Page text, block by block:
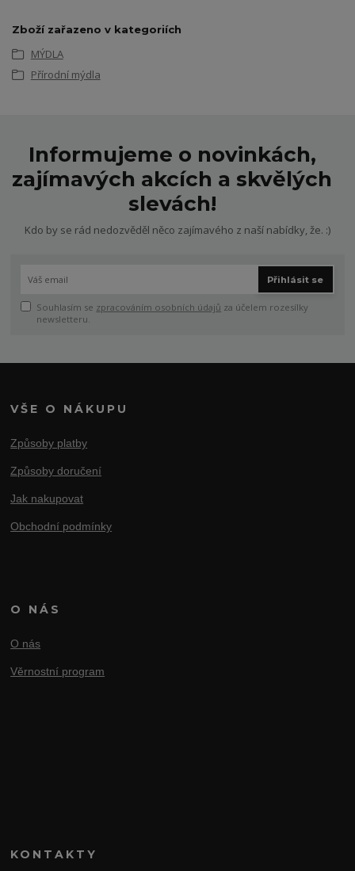
Zboží zařazeno v kategoriích
MÝDLA
Přírodní mýdla
Informujeme o novinkách,
zajímavých akcích a skvělých
slevách!
Kdo by se rád nedozvěděl něco zajímavého z naší nabídky, že. :)
Přihlásit se
Souhlasím se zpracováním osobních údajů za účelem rozesílky
newsletteru.
VŠE O NÁKUPU
Způsoby platby
Způsoby doručení
Jak nakupovat
Obchodní podmínky
O NÁS
O nás
Věrnostní program
KONTAKTY